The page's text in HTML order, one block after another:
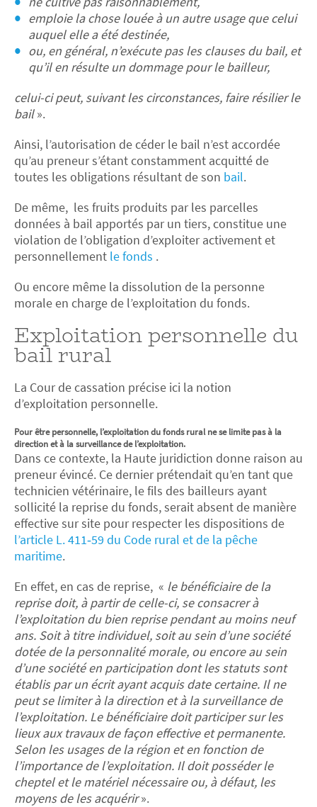
emploie la chose louée à un autre usage que celui
auquel elle a été destinée,
ou, en général, n’exécute pas les clauses du bail, et
qu’il en résulte un dommage pour le bailleur,
celui-ci peut, suivant les circonstances, faire résilier le
bail».
Ainsi, l’autorisation de céder le bail n’est accordée
qu’au preneur s’étant constamment acquitté de
toutes les obligations résultant de son bail.
De même, les fruits produits par les parcelles
données à bail apportés par un tiers, constitue une
violation de l’obligation d’exploiter activement et
personnellement le fonds .
Ou encore même la dissolution de la personne
morale en charge de l’exploitation du fonds.
Exploitation personnelle du
bail rural
La Cour de cassation précise ici la notion
d’exploitation personnelle.
Pour être personnelle, l’exploitation du fonds rural ne se limite pas à la
direction et à la surveillance de l’exploitation.
Dans ce contexte, la Haute juridiction donne raison au
preneur évincé. Ce dernier prétendait qu’en tant que
technicien vétérinaire, le fils des bailleurs ayant
sollicité la reprise du fonds, serait absent de manière
effective sur site pour respecter les dispositions de
l’article L. 411‑59 du Code rural et de la pêche
maritime.
En effet, en cas de reprise, « le bénéficiaire de la
reprise doit, à partir de celle-ci, se consacrer à
l’exploitation du bien reprise pendant au moins neuf
ans. Soit à titre individuel, soit au sein d’une société
dotée de la personnalité morale, ou encore au sein
d’une société en participation dont les statuts sont
établis par un écrit ayant acquis date certaine. Il ne
peut se limiter à la direction et à la surveillance de
l’exploitation. Le bénéficiaire doit participer sur les
lieux aux travaux de façon effective et permanente.
Selon les usages de la région et en fonction de
l’importance de l’exploitation. Il doit posséder le
cheptel et le matériel nécessaire ou, à défaut, les
moyens de les acquérir».